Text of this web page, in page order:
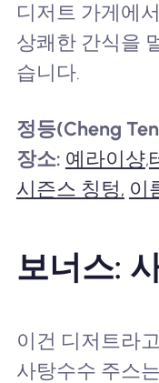
디저트 가게에
상쾌한 간식을
습니다.
정등(Cheng
장소: 예라이샹,
시즌스 칭텅, 이
보너스:
이건 디저트라
사탕수수 주스